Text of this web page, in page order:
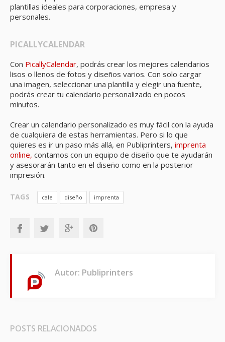
plantillas ideales para corporaciones, empresa y
personales.
PICALLYCALENDAR
Con PicallyCalendar, podrás crear los mejores calendarios
lisos o llenos de fotos y diseños varios. Con solo cargar
una imagen, seleccionar una plantilla y elegir una fuente,
podrás crear tu calendario personalizado en pocos
minutos.
Crear un calendario personalizado es muy fácil con la ayuda
de cualquiera de estas herramientas. Pero si lo que
quieres es ir un paso más allá, en Publiprinters, imprenta
online, contamos con un equipo de diseño que te ayudarán
y asesorarán tanto en el diseño como en la posterior
impresión.
TAGS cale diseño imprenta
Autor: Publiprinters
POSTS RELACIONADOS